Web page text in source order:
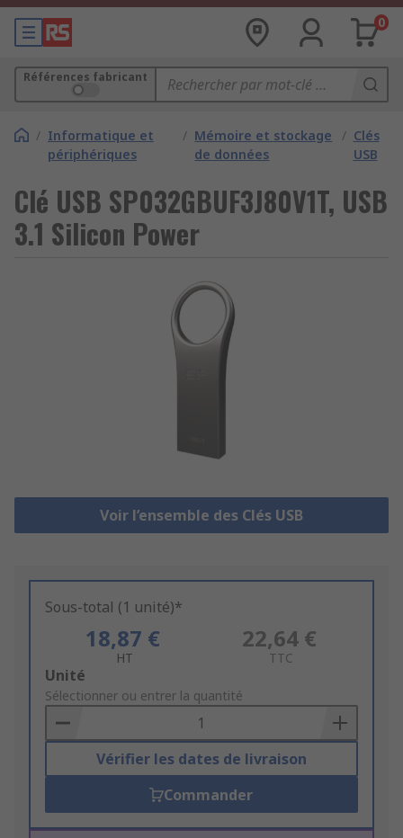
0
Références fabricant
/ Informatique et
périphériques
/ Mémoire et stockage
de données
/ Clés
USB
Clé USB SP032GBUF3J80V1T, USB
3.1 Silicon Power
Voir l’ensemble des Clés USB
Sous-total (1 unité)*
18,87 €
HT
22,64 €
TTC
Add
to
Basket
Unité
Sélectionner ou entrer la quantité
Vérifier les dates de livraison
Commander